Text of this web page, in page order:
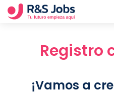
Registro
¡Vamos a